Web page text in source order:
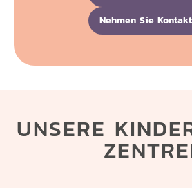
Nehmen Sie
UNSERE